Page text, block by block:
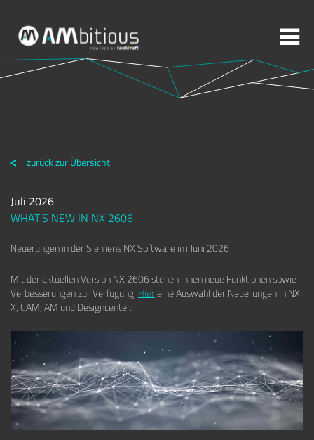
zurück zur Übersicht
Juli 2026
WHAT'S NEW IN NX 2606
Neuerungen in der Siemens NX Software im Juni 2026
Mit der aktuellen Version NX 2606 stehen Ihnen neue Funktionen sowie
Verbesserungen zur Verfügung. Hiereine Auswahl der Neuerungen in NX
X, CAM, AM und Designcenter.
ÜBER TOOLCRAFT KONTAKT/ANSPRECHPARTNER
STELLENANGEBOTE AUSBILDUNG PRAKTIKUM